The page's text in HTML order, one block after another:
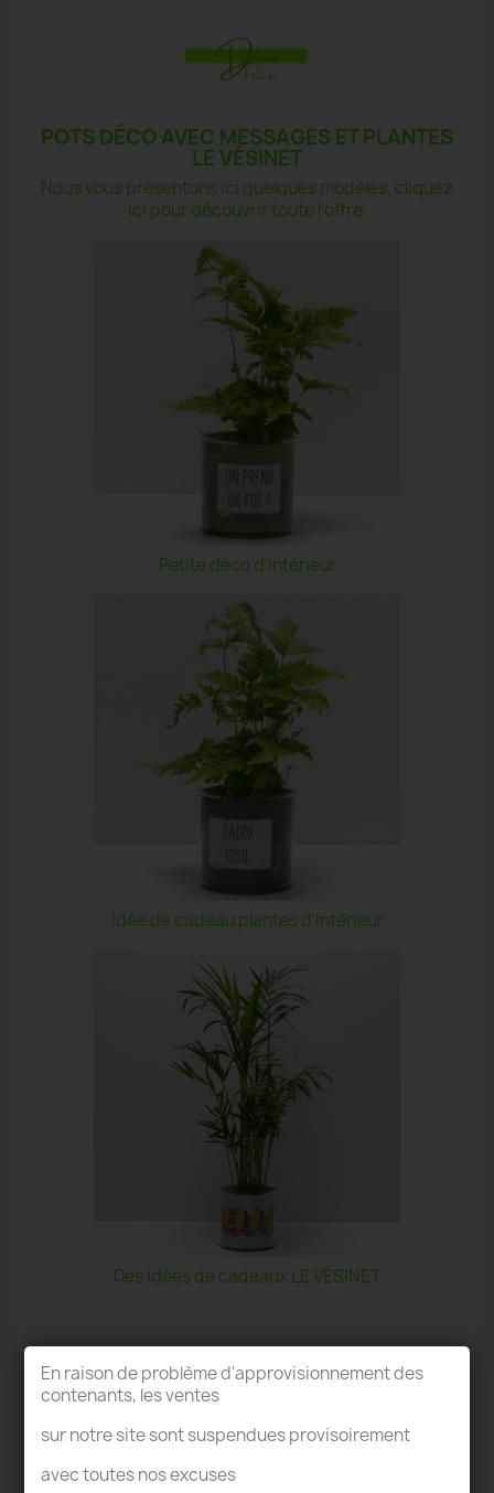
POTS DÉCO AVEC MESSAGES ET PLANTES
LE VÉSINET
Nous vous présentons ici quelques modèles, cliquez
ici pour découvrir toute l'offre.
Petite déco d'intérieur
Idée de cadeau plantes d'intérieur
Des idées de cadeaux LE VÉSINET
En raison de problème d'approvisionnement des
contenants, les ventes
sur notre site sont suspendues provisoirement
avec toutes nos excuses